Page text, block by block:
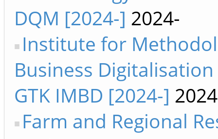
DQM [2024-] 2024-
Institute for
Business
GTK IMBD [2024-]
Farm and Regional